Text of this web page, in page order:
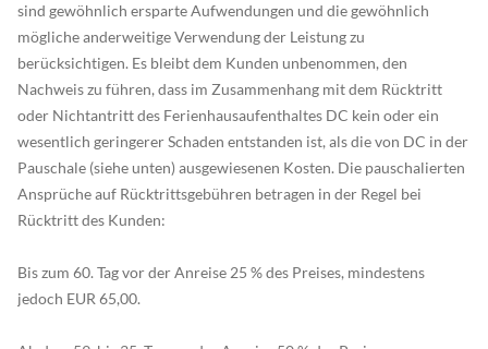
sind gewöhnlich ersparte Aufwendungen und die gewöhnlich
mögliche anderweitige Verwendung der Leistung zu
berücksichtigen. Es bleibt dem Kunden unbenommen, den
Nachweis zu führen, dass im Zusammenhang mit dem Rücktritt
oder Nichtantritt des Ferienhausaufenthaltes DC kein oder ein
wesentlich geringerer Schaden entstanden ist, als die von DC in der
Pauschale (siehe unten) ausgewiesenen Kosten. Die pauschalierten
Ansprüche auf Rücktrittsgebühren betragen in der Regel bei
Rücktritt des Kunden:
Bis zum 60. Tag vor der Anreise 25 % des Preises, mindestens
jedoch EUR 65,00.